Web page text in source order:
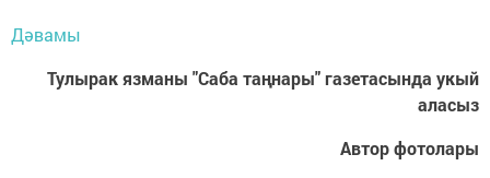
Дәвамы
Тулырак язманы "Саба таңнары" газетасында укый
аласыз
Автор фотолары